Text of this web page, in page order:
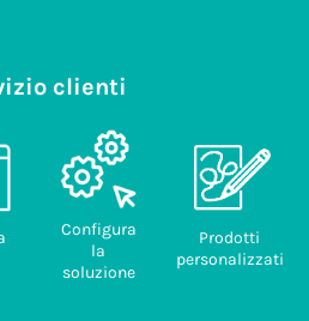
clienti
Configura
la
soluzione
Prodotti
personalizzati